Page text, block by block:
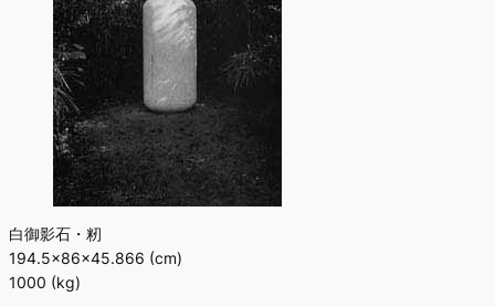
白御影石・籾
194.5×86×45.866 (cm)
1000 (kg)